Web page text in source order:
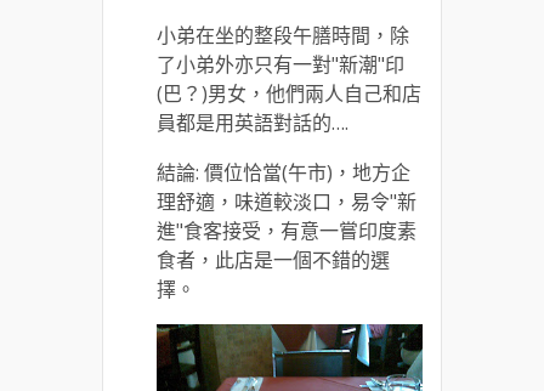
小弟在坐的整段午膳時間，除
了小弟外亦只有一對"新潮"印
(巴？)男女，他們兩人自己和店
員都是用英語對話的….
結論: 價位恰當(午市)，地方企
理舒適，味道較淡口，易令"新
進"食客接受，有意一嘗印度素
食者，此店是一個不錯的選
擇。